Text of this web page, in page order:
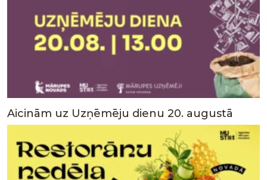
Aicinām uz Uzņēmēju dienu 20. augustā